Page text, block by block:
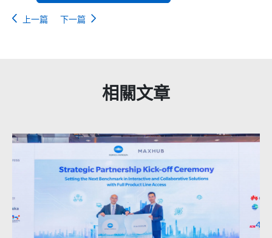
上一篇 下一篇
相關文章